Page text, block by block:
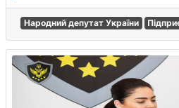
Народний депутат України